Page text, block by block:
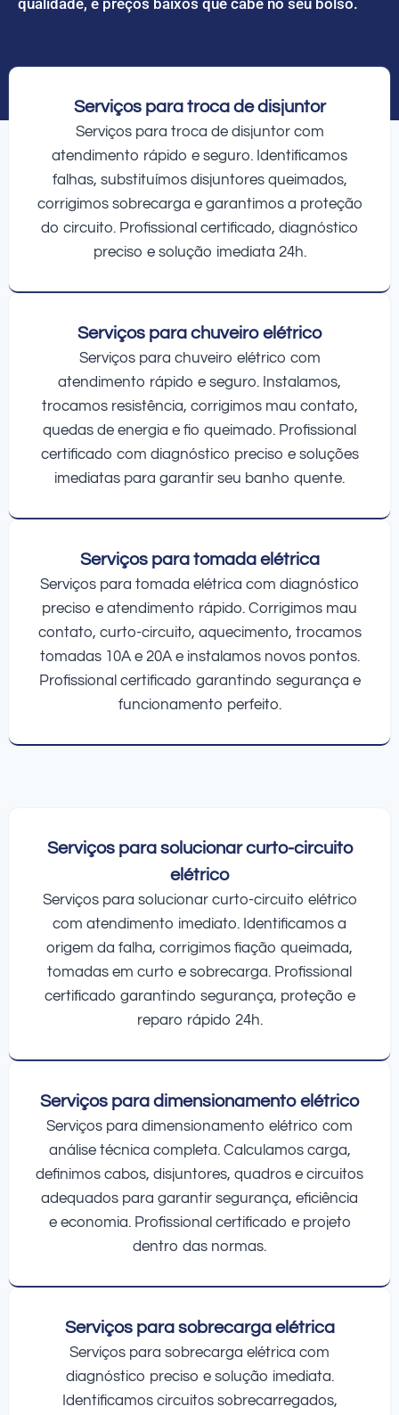
Serviços para troca de disjuntor
Serviços para troca de disjuntor com
atendimento rápido e seguro. Identificamos
falhas, substituímos disjuntores queimados,
corrigimos sobrecarga e garantimos a proteção
do circuito. Profissional certificado, diagnóstico
preciso e solução imediata 24h.
Serviços para chuveiro elétrico
Serviços para chuveiro elétrico com
atendimento rápido e seguro. Instalamos,
trocamos resistência, corrigimos mau contato,
quedas de energia e fio queimado. Profissional
certificado com diagnóstico preciso e soluções
imediatas para garantir seu banho quente.
Serviços para tomada elétrica
Serviços para tomada elétrica com diagnóstico
preciso e atendimento rápido. Corrigimos mau
contato, curto-circuito, aquecimento, trocamos
tomadas 10A e 20A e instalamos novos pontos.
Profissional certificado garantindo segurança e
funcionamento perfeito.
Serviços para solucionar curto-circuito
elétrico
Serviços para solucionar curto-circuito elétrico
com atendimento imediato. Identificamos a
origem da falha, corrigimos fiação queimada,
tomadas em curto e sobrecarga. Profissional
certificado garantindo segurança, proteção e
reparo rápido 24h.
Serviços para dimensionamento elétrico
Serviços para dimensionamento elétrico com
análise técnica completa. Calculamos carga,
definimos cabos, disjuntores, quadros e circuitos
adequados para garantir segurança, eficiência
e economia. Profissional certificado e projeto
dentro das normas.
Serviços para sobrecarga elétrica
Serviços para sobrecarga elétrica com
diagnóstico preciso e solução imediata.
Identificamos circuitos sobrecarregados,